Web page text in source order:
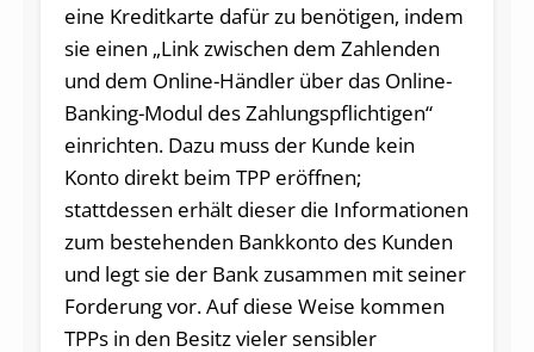
eine Kreditkarte dafür zu benötigen, indem
sie einen „Link zwischen dem Zahlenden
und dem Online-Händler über das Online-
Banking-Modul des Zahlungspflichtigen“
einrichten. Dazu muss der Kunde kein
Konto direkt beim TPP eröffnen;
stattdessen erhält dieser die Informationen
zum bestehenden Bankkonto des Kunden
und legt sie der Bank zusammen mit seiner
Forderung vor. Auf diese Weise kommen
TPPs in den Besitz vieler sensibler